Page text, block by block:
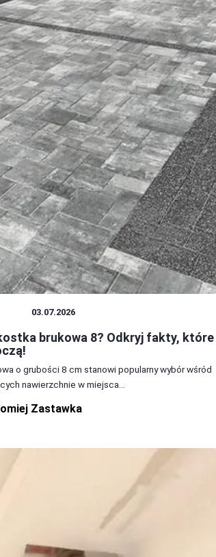
03.07.2026
brukowa 8? Odkryj fakty, które
o grubości 8 cm stanowi popularny wybór wśród
nawierzchnie w miejsca...
Zastawka